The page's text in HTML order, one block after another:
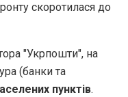
скоротилася до
"Укрпошти", на
(банки та
пунктів.